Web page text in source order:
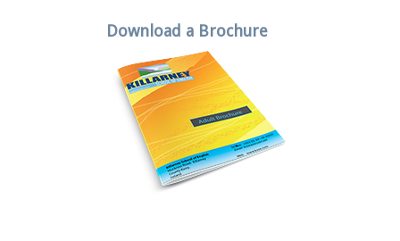
Download a Brochure